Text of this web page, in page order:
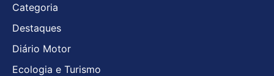
Categoria
Destaques
Diário Motor
Ecologia e Turismo